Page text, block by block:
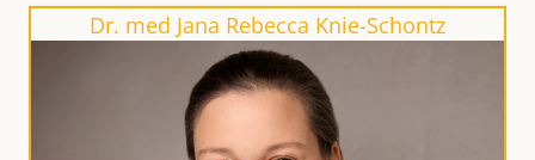
Dr. med Jana Rebecca Knie-Schontz